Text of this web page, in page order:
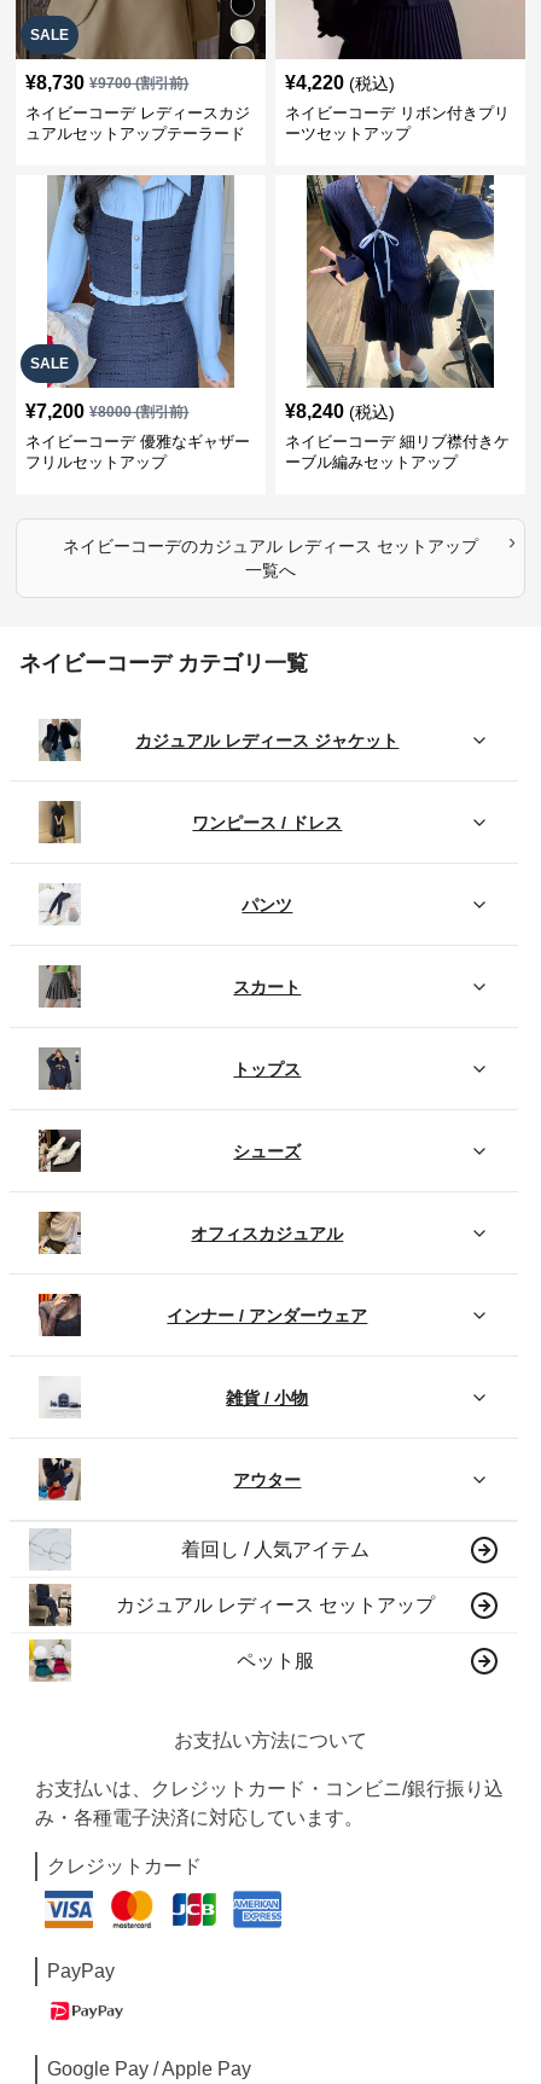
SALE
¥8,730 ¥9700(割引前)
ネイビーコーデ レディースカジ
ュアルセットアップテーラード
¥4,220 (税込)
ネイビーコーデ リボン付きプリ
ーツセットアップ
SALE
¥7,200 ¥8000(割引前)
ネイビーコーデ 優雅なギャザー
フリルセットアップ
¥8,240 (税込)
ネイビーコーデ 細リブ襟付きケ
ーブル編みセットアップ
ネイビーコーデのカジュアル レディース セットアップ
一覧へ
›
ネイビーコーデ カテゴリ一覧
カジュアル レディース ジャケット
ワンピース / ドレス
パンツ
スカート
トップス
シューズ
オフィスカジュアル
インナー / アンダーウェア
雑貨 / 小物
アウター
着回し / 人気アイテム
カジュアル レディース セットアップ
ペット服
お支払い方法について
お支払いは、クレジットカード・コンビニ/銀行振り込
み・各種電子決済に対応しています。
クレジットカード
PayPay
Google Pay / Apple Pay